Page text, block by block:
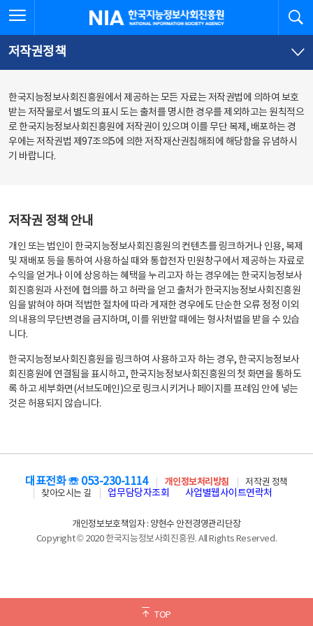
문
로
가
체
뉴
바
가
한국지능정보사회진흥원
저작권정책
한국지능정보사회진흥원에서 제공하는 모든 자료는 저작권법에 의하여 보호
받는 저작물로서 별도의 표시 도는 출처를 명시한 경우를 제외하고는 원칙적으
로 한국지능정보사회진흥원에 저작권이 있으며 이를 무단 복제, 배포하는 경
우에는 저작권법 제97조의5에 의한 저작재산권침해죄에 해당함을 유념하시
기 바랍니다.
저작권 정책 안내
개인 또는 법인이 한국지능정보사회진흥원의 컨텐츠를 링크하거나 인용, 복제
및 재배포 등을 통하여 사용하실 때와 통합전자 민원창구에서 제공하는 자료로
수익을 얻거나 이에 상응하는 혜택을 누리고자 하는 경우에는 한국지능정보사
회진흥원과 사전에 협의를 하고 허락을 얻고 출처가 한국지능정보사회진흥원
임을 밝혀야 하며 적법한 절차에 따라 게재한 경우에도 단순한 오류 정정 이외
의 내용의 무단변경을 금지하며, 이를 위반할 때에는 형사처벌을 받을 수 있습
니다.
한국지능정보사회진흥원을 링크하여 사용하고자 하는 경우, 한국지능정보사
회진흥원에 연결됨을 표시하고, 한국지능정보사회진흥원의 첫 화면을 통하도
록 하고 세부화면(서브도메인)으로 링크시키거나 페이지를 프레임 안에 넣는
것은 허용되지 않습니다.
TOP
대표전화 ☏ 053-230-1114 개인정보처리방침
저작권 정책
찾아오시는 길
업무담당자조회 사업별웹사이트연락처
개인정보보호책임자 : 양현수 안전경영관리단장
Copyright © 2020 한국지능정보사회진흥원. All Rights Reserved.